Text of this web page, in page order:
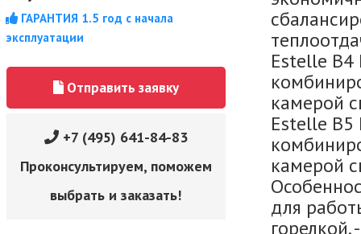
ГАРАНТИЯ 1.5 год с начала
эксплуатации
Отправить заявку
+7 (495) 641-84-83
Проконсультируем, поможем
выбрать и заказать!
Estelle B4
камерой
Estelle B5
камерой
для